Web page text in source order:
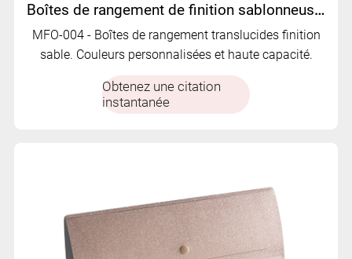
Boîtes de rangement de finition sablonneuse translucide en plastique Boîtes de classement de bande élastique | MFO-004
MFO-004 - Boîtes de rangement translucides finition
sable. Couleurs personnalisées et haute capacité.
Obtenez une citation
instantanée